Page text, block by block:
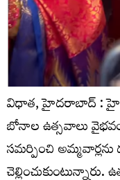
విధాత, హైదరాబాద్ :
బోనాల ఉత్సవాలు
సమర్పించి అమ్మవార్లను